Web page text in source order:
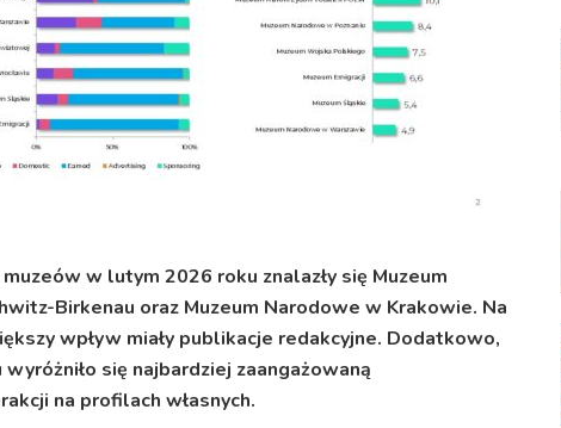
w lutym 2026 roku znalazły się Muzeum
Birkenau oraz Muzeum Narodowe w Krakowie. Na
wpływ miały publikacje redakcyjne. Dodatkowo,
się najbardziej zaangażowaną
na profilach własnych.